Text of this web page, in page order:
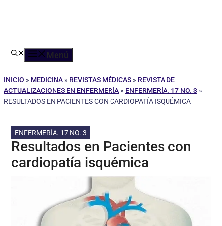
Menú
INICIO » MEDICINA » REVISTAS MÉDICAS » REVISTA DE
ACTUALIZACIONES EN ENFERMERÍA » ENFERMERÍA. 17 NO. 3 »
RESULTADOS EN PACIENTES CON CARDIOPATÍA ISQUÉMICA
ENFERMERÍA. 17 NO. 3
Resultados en Pacientes con
cardiopatía isquémica